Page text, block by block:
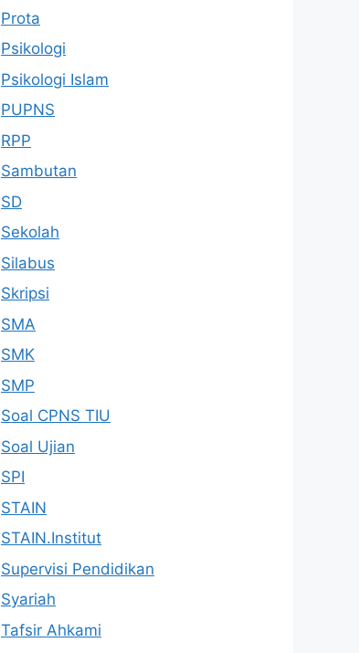
Prota
Psikologi
Psikologi Islam
PUPNS
RPP
Sambutan
SD
Sekolah
Silabus
Skripsi
SMA
SMK
SMP
Soal CPNS TIU
Soal Ujian
SPI
STAIN
STAIN.Institut
Supervisi Pendidikan
Syariah
Tafsir Ahkami